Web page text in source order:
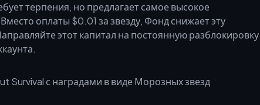
терпения, но предлагает самое высокое
оплаты $0.01 за звезду, Фонд снижает эту
этот капитал на постоянную разблокировку